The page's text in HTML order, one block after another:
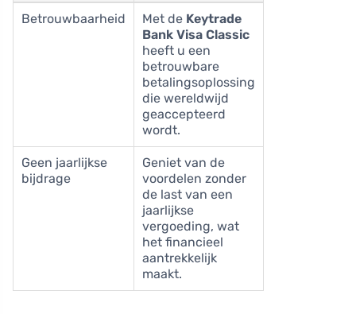
Betrouwbaarheid Met de Keytrade
Bank Visa Classic
heeft u een
betrouwbare
betalingsoplossing
die wereldwijd
geaccepteerd
wordt.
Geen jaarlijkse
bijdrage
Geniet van de
voordelen zonder
de last van een
jaarlijkse
vergoeding, wat
het financieel
aantrekkelijk
maakt.